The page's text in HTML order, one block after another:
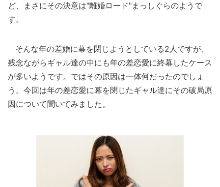
ど、まさにその決意は"離婚ロード"まっしぐらのようで
す。
そんな年の差婚に幕を閉じようとしている2人ですが、
残念ながらギャル達の中にも年の差恋愛に終幕したケース
が多いようです。ではその原因は一体何だったのでしょ
う。今回は年の差恋愛に幕を閉じたギャル達にその破局原
因について聞いてみました。